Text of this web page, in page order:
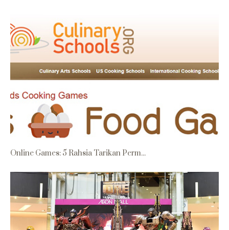
Online Games: 5 Rahsia Tarikan Perm...